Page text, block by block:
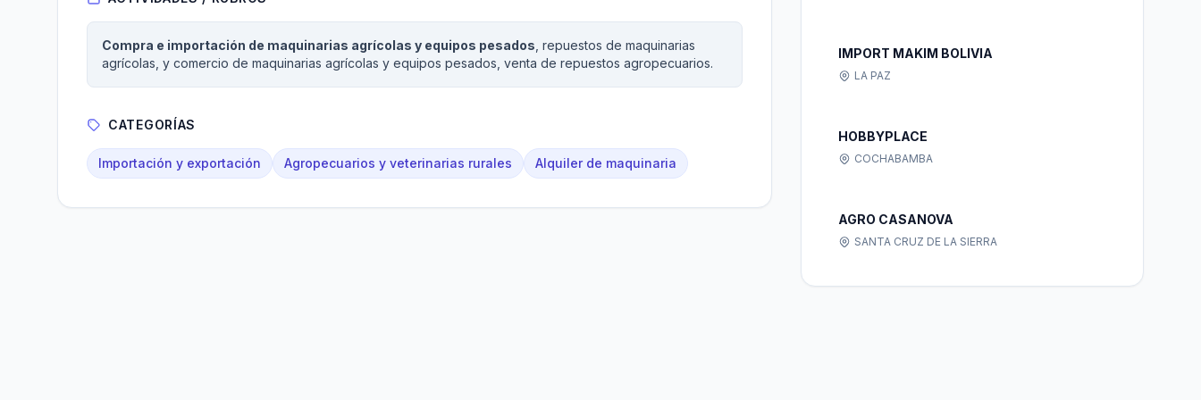
Compra e importación de maquinarias agrícolas y equipos pesados , repuestos de maquinarias
agrícolas, y comercio de maquinarias agrícolas y equipos pesados, venta de repuestos agropecuarios.
CATEGORÍAS
Importación y exportación Agropecuarios y veterinarias rurales Alquiler de maquinaria
IMPORT MAKIM BOLIVIA
LA PAZ
HOBBYPLACE
COCHABAMBA
AGRO CASANOVA
SANTA CRUZ DE LA SIERRA